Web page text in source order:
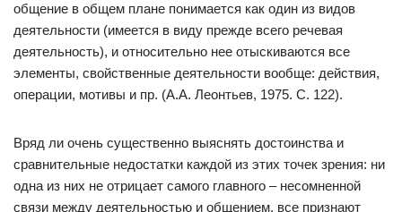
общение в общем плане понимается как один из видов
деятельности (имеется в виду прежде всего речевая
деятельность), и относительно нее отыскиваются все
элементы, свойственные деятельности вообще: действия,
операции, мотивы и пр. (А.А. Леонтьев, 1975. С. 122).
Вряд ли очень существенно выяснять достоинства и
сравнительные недостатки каждой из этих точек зрения: ни
одна из них не отрицает самого главного – несомненной
связи между деятельностью и общением, все признают